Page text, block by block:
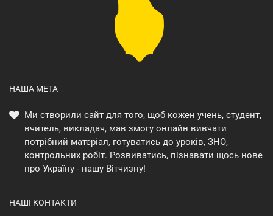
НАША МЕТА
Ми створили сайт для того, щоб кожен учень, студент,
вчитель, викладач, мав змогу онлайн вивчати
потрібний матеріал, готуватись до уроків, ЗНО,
контрольних робіт. Розвиватись, пізнавати щось нове
про Україну - нашу Вітчизну!
НАШІ КОНТАКТИ